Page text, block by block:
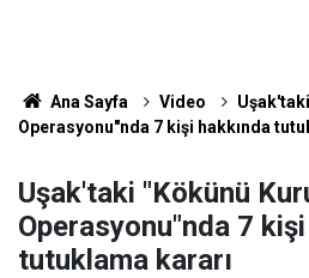
Ana Sayfa Video
Operasyonu"nda 7 kişi hakkında
Uşak'taki "Kökünü
Operasyonu"nda 7
tutuklama kararı